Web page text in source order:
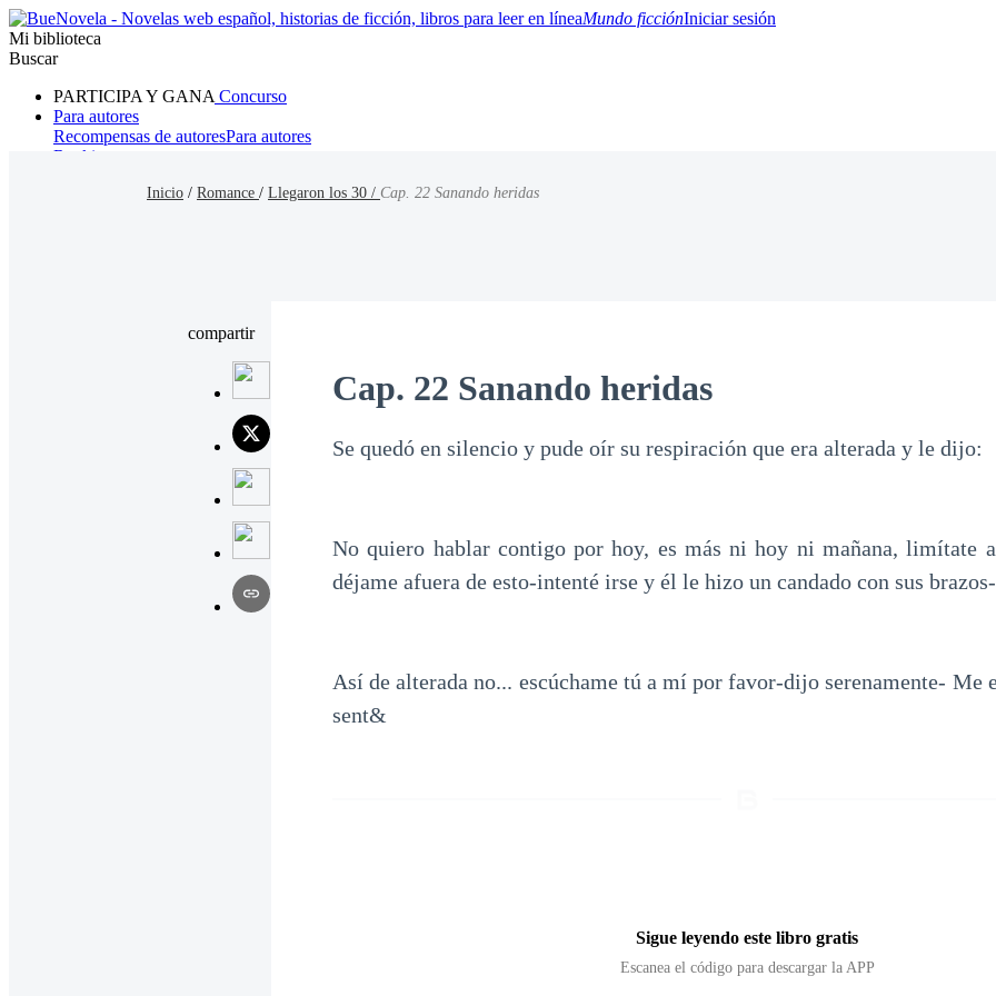
Mundo ficciónIniciar sesión
Mi biblioteca
Buscar
PARTICIPA Y GANA Concurso
Para autores
Recompensas de autoresPara autores
Ranking
Inicio / Romance / Llegaron los 30 / Cap. 22 Sanando heridas
compartir
Cap. 22 Sanando heridas
Se quedó en silencio y pude oír su respiración que era alterada y le dijo:
No quiero hablar contigo por hoy, es más ni hoy ni mañana, limítate
déjame afuera de esto-intenté irse y él le hizo un candado con sus
Así de alterada no... escúchame tú a mí por favor-dijo serenamente- Me
sent&
Sigue leyendo este libro gratis
Escanea el código para descargar la APP